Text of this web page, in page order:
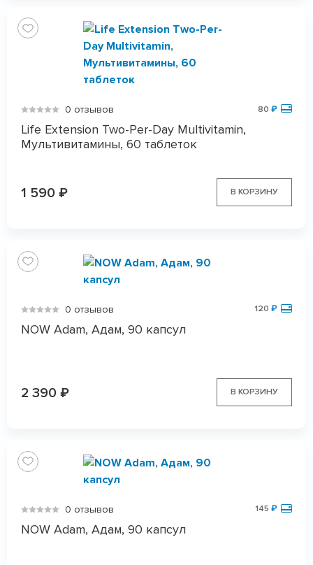
0 отзывов 80 ₽
Life Extension Two-Per-Day Multivitamin,
Мультивитамины, 60 таблеток
1 590 ₽ В КОРЗИНУ
0 отзывов 120 ₽
NOW Adam, Адам, 90 капсул
2 390 ₽ В КОРЗИНУ
0 отзывов 145 ₽
NOW Adam, Адам, 90 капсул